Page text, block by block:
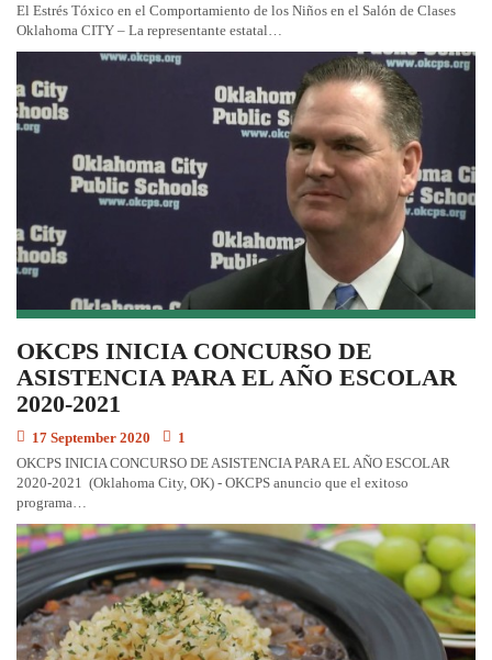
El Estrés Tóxico en el Comportamiento de los Niños en el Salón de Clases
Oklahoma CITY – La representante estatal…
OKCPS INICIA CONCURSO DE
ASISTENCIA PARA EL AÑO ESCOLAR
2020-2021
17 September 2020
1
OKCPS INICIA CONCURSO DE ASISTENCIA PARA EL AÑO ESCOLAR
2020-2021 (Oklahoma City, OK) - OKCPS anuncio que el exitoso
programa…